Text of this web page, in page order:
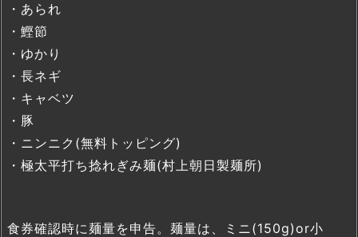
・あられ
・鰹節
・ゆかり
・長ネギ
・キャベツ
・豚
・ニンニク(無料トッピング)
・極太平打ち捻れぎみ麺(村上朝日製麺所)
食券確認時に麺量を申告。麺量は、ミニ(150g)or小